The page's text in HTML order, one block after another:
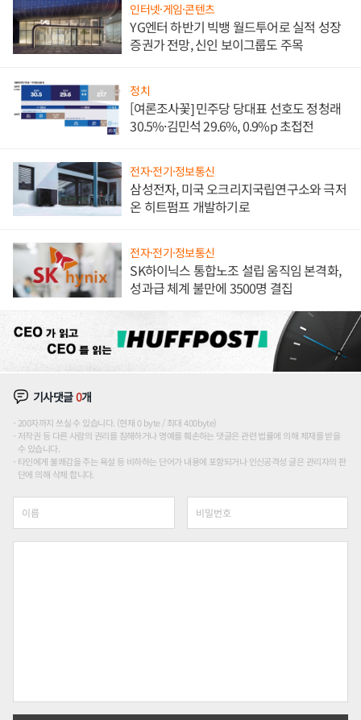
인터넷·게임·콘텐츠
YG엔터 하반기 빅뱅 월드투어로 실적 성장
증권가 전망, 신인 보이그룹도 주목
정치
[여론조사꽃] 민주당 당대표 선호도 정청래
30.5%·김민석 29.6%, 0.9%p 초접전
전자·전기·정보통신
삼성전자, 미국 오크리지국립연구소와 극저
온 히트펌프 개발하기로
전자·전기·정보통신
SK하이닉스 통합노조 설립 움직임 본격화,
성과급 체계 불만에 3500명 결집
기사댓글0개
200자까지 쓰실 수 있습니다. (현재 0 byte / 최대 400byte)
저작권 등 다른 사람의 권리를 침해하거나 명예를 훼손하는 댓글은 관련 법률에 의해 제재를 받을
수 있습니다.
타인에게 불쾌감을 주는 욕설 등 비하하는 단어가 내용에 포함되거나 인신공격성 글은 관리자의 판
단에 의해 삭제 합니다.